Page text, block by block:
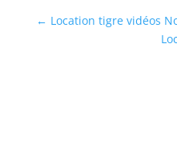
← Location tigre vidéos